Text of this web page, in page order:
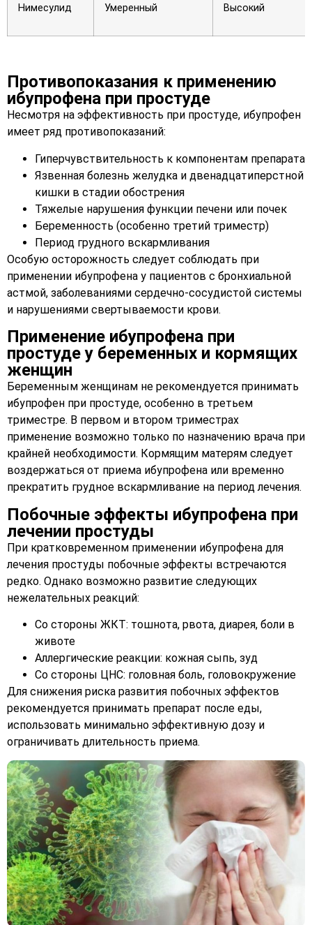
Нимесулид Умеренный Высокий
Противопоказания к применению
ибупрофена при простуде
Несмотря на эффективность при простуде, ибупрофен
имеет ряд противопоказаний:
Гиперчувствительность к компонентам препарата
Язвенная болезнь желудка и двенадцатиперстной
кишки в стадии обострения
Тяжелые нарушения функции печени или почек
Беременность (особенно третий триместр)
Период грудного вскармливания
Особую осторожность следует соблюдать при
применении ибупрофена у пациентов с бронхиальной
астмой, заболеваниями сердечно-сосудистой системы
и нарушениями свертываемости крови.
Применение ибупрофена при
простуде у беременных и кормящих
женщин
Беременным женщинам не рекомендуется принимать
ибупрофен при простуде, особенно в третьем
триместре. В первом и втором триместрах
применение возможно только по назначению врача при
крайней необходимости. Кормящим матерям следует
воздержаться от приема ибупрофена или временно
прекратить грудное вскармливание на период лечения.
Побочные эффекты ибупрофена при
лечении простуды
При кратковременном применении ибупрофена для
лечения простуды побочные эффекты встречаются
редко. Однако возможно развитие следующих
нежелательных реакций:
Со стороны ЖКТ: тошнота, рвота, диарея, боли в
животе
Аллергические реакции: кожная сыпь, зуд
Со стороны ЦНС: головная боль, головокружение
Для снижения риска развития побочных эффектов
рекомендуется принимать препарат после еды,
использовать минимально эффективную дозу и
ограничивать длительность приема.